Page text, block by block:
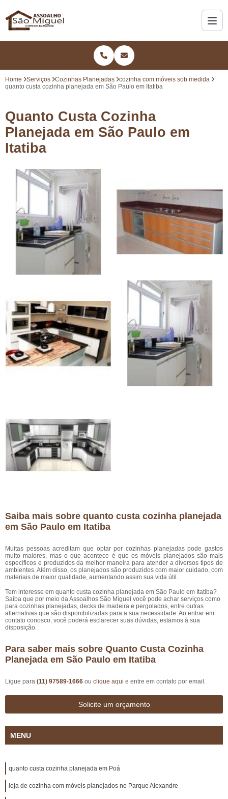
Home Serviços Cozinhas Planejadas
cozinha com móveis sob medida
quanto custa cozinha planejada em São Paulo em Itatiba
Quanto Custa Cozinha
Planejada em São Paulo em
Itatiba
Saiba mais sobre quanto custa cozinha planejada
em São Paulo em Itatiba
Muitas pessoas acreditam que optar por cozinhas planejadas pode gastos
muito maiores, mas o que acontece é que os móveis planejados são mais
específicos e produzidos da melhor maneira para atender a diversos tipos de
ambientes. Além disso, os planejados são produzidos com maior cuidado, com
materiais de maior qualidade, aumentando assim sua vida útil.
Tem interesse em quanto custa cozinha planejada em São Paulo em Itatiba?
Saiba que por meio da Assoalhos São Miguel você pode achar serviços como
para cozinhas planejadas, decks de madeira e pergolados, entre outras
alternativas que são disponibilizadas para a sua necessidade. Ao entrar em
contato conosco, você poderá esclarecer suas dúvidas, estamos à sua
disposição.
Para saber mais sobre Quanto Custa Cozinha
Planejada em São Paulo em Itatiba
Ligue para (11) 97589-1666 ou clique aqui e entre em contato por email.
Solicite um orçamento
MENU
quanto custa cozinha planejada em Poá
loja de cozinha com móveis planejados no Parque Alexandre